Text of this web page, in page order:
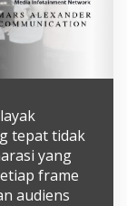
tepat tidak
yang
frame
audiens